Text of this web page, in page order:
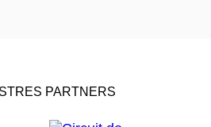
PARTNERS